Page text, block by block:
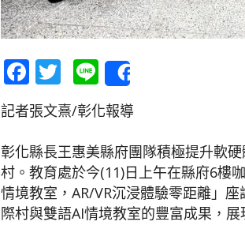
Facebook
Twitter
Line
記者張文熹/彰化報導
彰化縣長王惠美縣府團隊積極提升軟
村。教育處於今(11)日上午在縣府6樓
情境教室，AR/VR沉浸體驗零距離」
際村與雙語AI情境教室的豐富成果，